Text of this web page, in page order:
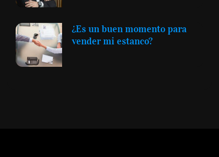
¿Es un buen momento para
vender mi estanco?